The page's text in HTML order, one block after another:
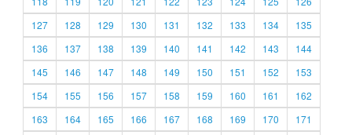
127
128 129 130 131 132 133 134
135
136
137 138 139 140 141 142 143
144
145
146 147 148 149 150 151 152
153
154
155 156 157 158 159 160 161
162
163
164 165 166 167 168 169 170
171